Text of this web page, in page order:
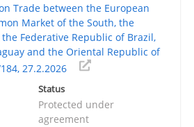
Trade between the European
Market of the South, the
Federative Republic of Brazil,
and the Oriental Republic of
27.2.2026
Status
Protected under
agreement